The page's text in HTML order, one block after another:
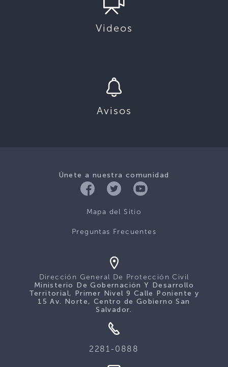
Videos
Avisos
Únete a nuestra comunidad
Mapa del Sitio
Preguntas Frecuentes
Dirección General De Protección Civil
Ministerio De Gobernación Y Desarrollo
Territorial, Primer Nivel 9 Calle Poniente y
15 Av. Norte, Centro de Gobierno San
Salvador.
2281-0888